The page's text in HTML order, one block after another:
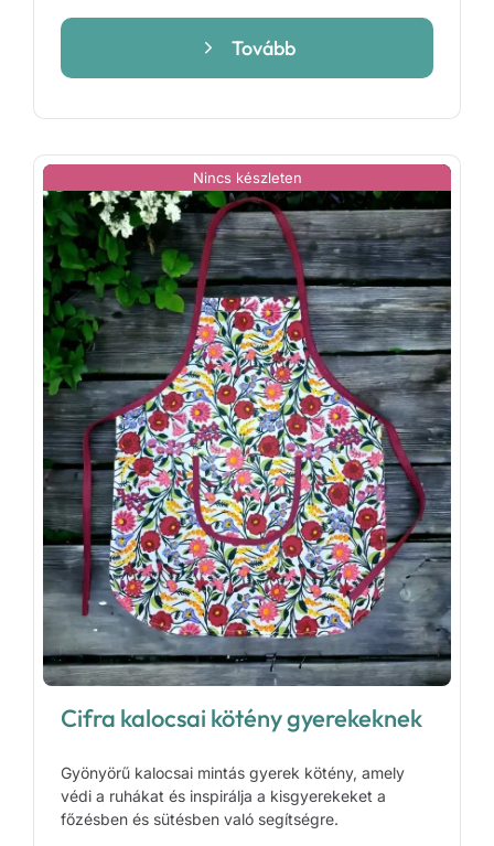
Tovább
Nincs készleten
Cifra kalocsai kötény gyerekeknek
Gyönyörű kalocsai mintás gyerek kötény, amely
védi a ruhákat és inspirálja a kisgyerekeket a
főzésben és sütésben való segítségre.